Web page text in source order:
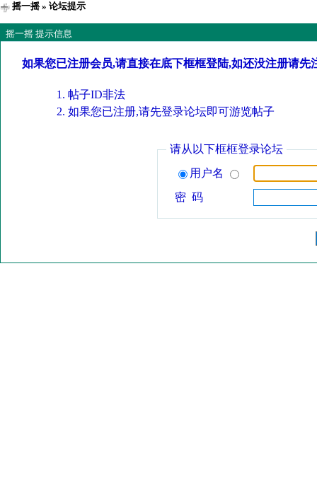
摇一摇» 论坛提示
摇一摇 提示信息
如果您已注册会员,请直接在底下框框登陆,如还没注册请先
帖子ID非法
如果您已注册,请先登录论坛即可游览帖子
请从以下框框登录论坛
用户名
密 码